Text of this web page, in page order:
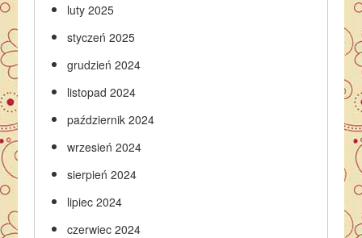
luty 2025
styczeń 2025
grudzień 2024
listopad 2024
październik 2024
wrzesień 2024
sierpień 2024
lipiec 2024
czerwiec 2024